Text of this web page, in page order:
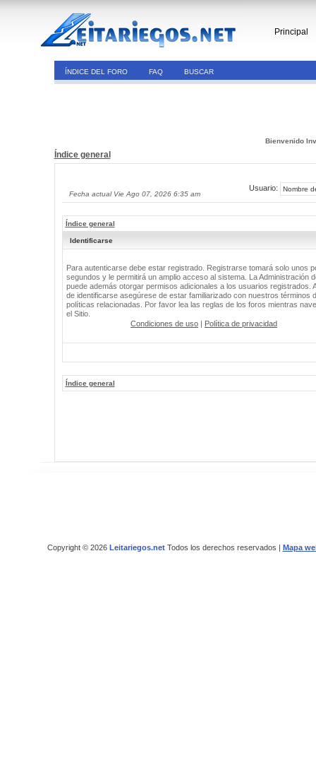
Principal
ÍNDICE DEL FORO FAQ BUSCAR
Bienvenido
Índice general
Fecha actual Vie Ago 07, 2026 6:35 am
Usuario:
Índice general
Identificarse
Para autenticarse debe estar registrado. Registrarse tomará solo unos
segundos y le permitirá un amplio acceso al sistema. La Administración
puede además otorgar permisos adicionales a los usuarios registrados.
de identificarse asegúrese de estar familiarizado con nuestros términos
políticas relacionadas. Por favor lea las reglas de los foros mientras
el Sitio.
Condiciones de uso | Política de privacidad
Índice general
Copyright © 2026 Leitariegos.netTodos los derechos reservados | Mapa